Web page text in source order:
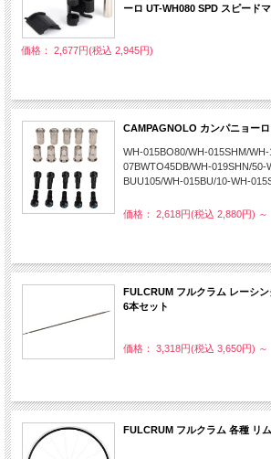
ーロ UT-WH080 SPD スピード
価格： 2,677円(税込 2,945円)
CAMPAGNOLO カンパニョー
WH-015BO80/WH-015SHM/
07BWTO45DB/WH-019SHN/50-
BUU105/WH-015BU/10-WH-
価格： 2,618円(税込 2,880円) ～
FULCRUM フルクラム レーシ
6本セット
価格： 3,318円(税込 3,650円) ～
FULCRUM フルクラム 各種 リ